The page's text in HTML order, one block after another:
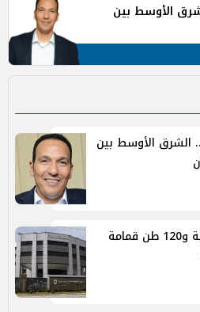
الأوسط بين
الشرق الأوسط بين
رفع المطبات العشوائية و120 طن قمامة